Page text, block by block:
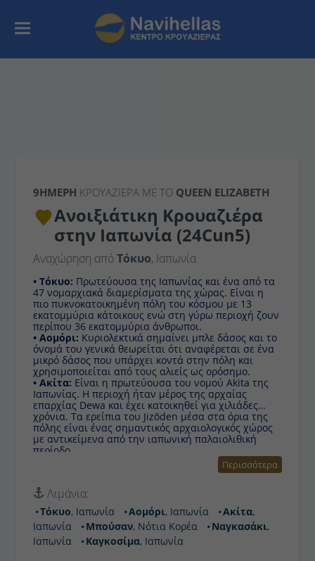
9ΉΜΕΡΗ ΚΡΟΥΑΖΙΕΡΑ ΜΕ ΤΟ QUEEN ELIZABETH
Ανοιξιάτικη Κρουαζιέρα
στην Ιαπωνία (24Cun5)
Αναχώρηση απόΤόκυο, Ιαπωνία
• Τόκυο: Πρωτεύουσα της Ιαπωνίας και ένα από τα
47 νομαρχιακά διαμερίσματα της χώρας. Είναι η
πιο πυκνοκατοικημένη πόλη του κόσμου με 13
εκατομμύρια κάτοικους ενώ στη γύρω περιοχή ζουν
περίπου 36 εκατομμύρια άνθρωποι.
• Αομόρι: Κυριολεκτικά σημαίνει μπλε δάσος και το
όνομά του γενικά θεωρείται ότι αναφέρεται σε ένα
μικρό δάσος που υπάρχει κοντά στην πόλη και
χρησιμοποιείται από τους αλιείς ως ορόσημο.
• Ακίτα: Eίναι η πρωτεύουσα του νομού Akita της
Ιαπωνίας. Η περιοχή ήταν μέρος της αρχαίας
επαρχίας Dewa και έχει κατοικηθεί για χιλιάδες
χρόνια. Τα ερείπια του Jizōden μέσα στα όρια της
πόλης είναι ένας σημαντικός αρχαιολογικός χώρος
με αντικείμενα από την ιαπωνική παλαιολιθική
περίοδο.
Το Μπούσαν, ή Πουσάν είναι η δεύτερη
μεγαλύτερη πόλη της Νότιας Κορέας μετά τη Σεούλ,
το μεγαλύτερο λιμάνι στη Νότια Κορέα και το
πέμπτο μεγαλύτερο λιμάνι στον κόσμο. Η πόλη
βρίσκεται στην νότια άκρη της χερσονήσου της
Κορέας.
• Ναγκασάκι:Είναι η μεγαλύτερη πόλη και
πρωτεύουσα του ομώνυμου νομού της Ιαπωνίας.
Παλαιότερα ήταν τμήμα του διαμερίσματος
Περισσότερα
Λιμάνια:
Τόκυο, Ιαπωνία Αομόρι, Ιαπωνία Ακίτα,
Ιαπωνία
Μπούσαν, Νότια Κορέα Ναγκασάκι,
Ιαπωνία
Καγκοσίμα, Ιαπωνία